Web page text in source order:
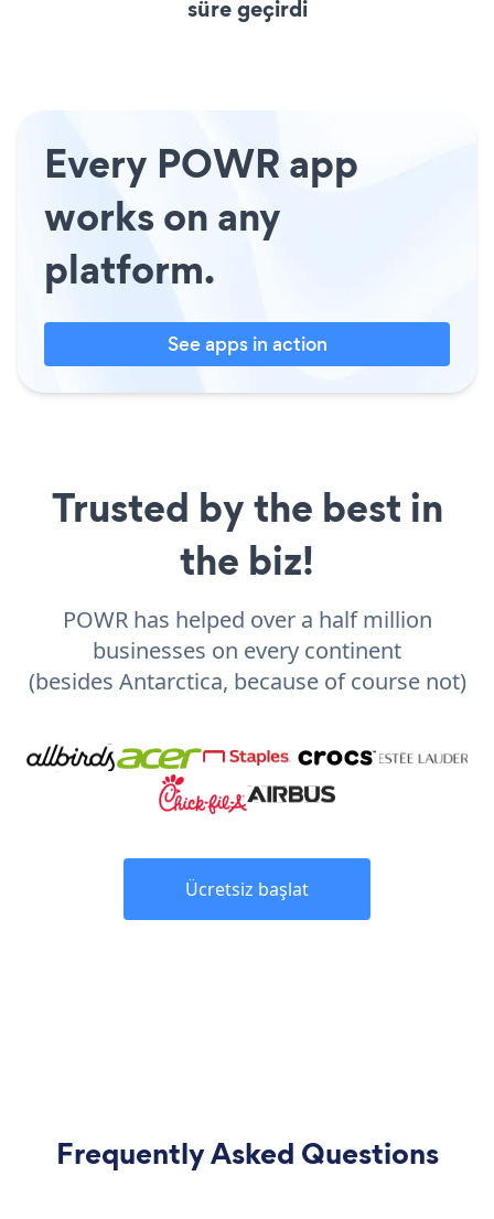
süre geçirdi
Every POWR app
works on any
platform.
See apps in action
Trusted by the best in
the biz!
POWR has helped over a half million
businesses on every continent
(besides Antarctica, because of course not)
Ücretsiz başlat
Frequently Asked Questions